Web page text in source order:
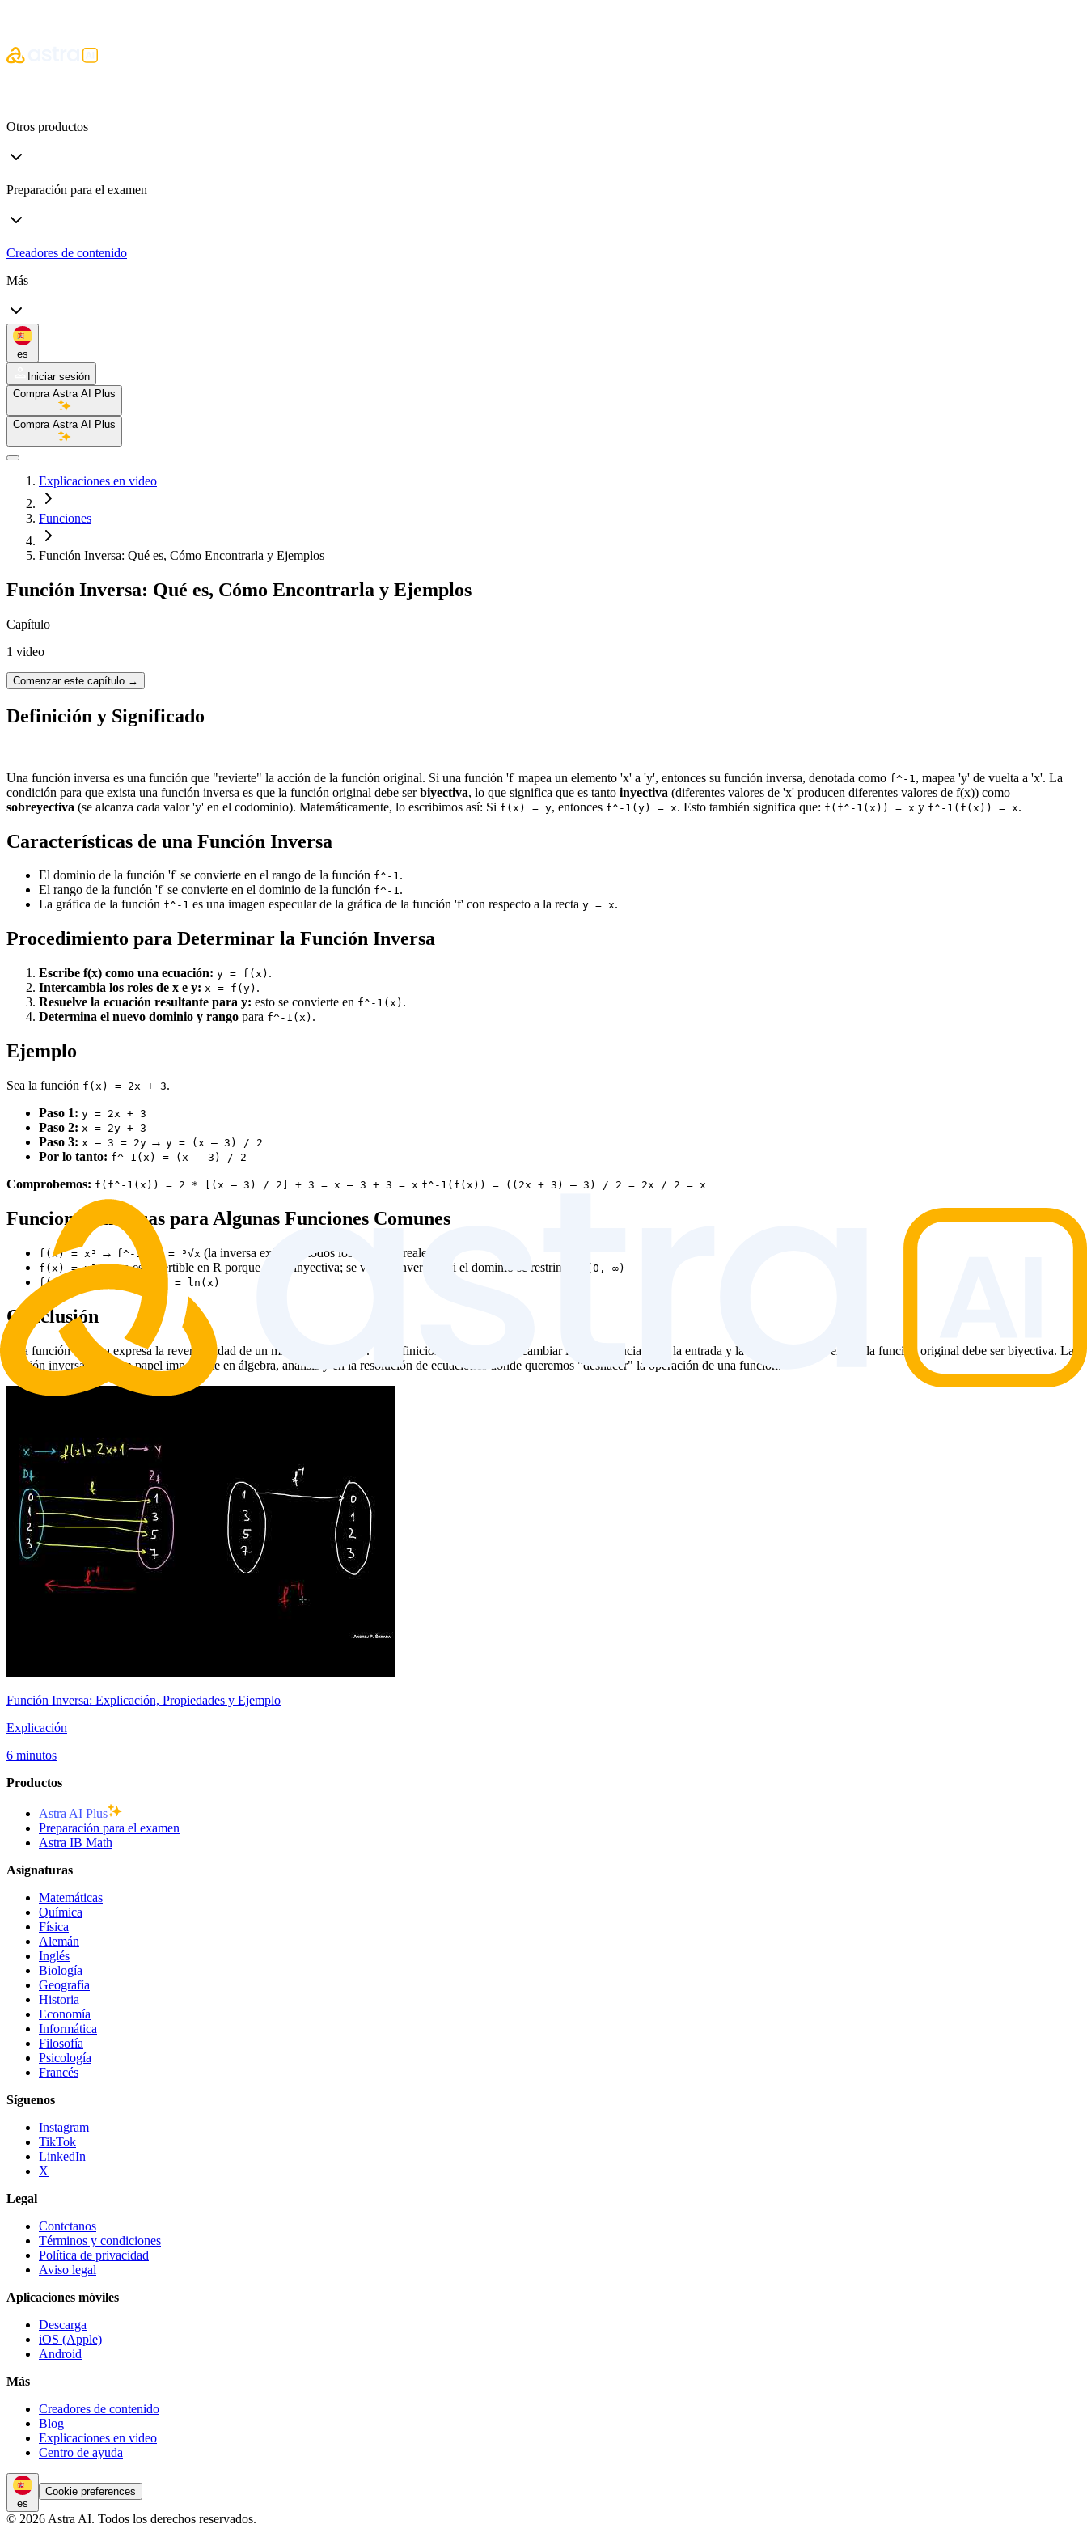
Otros productos
Preparación para el examen
Creadores de contenido
Más
es
Iniciar sesión
Compra Astra AI Plus
Compra Astra AI Plus
Explicaciones en video
Funciones
Función Inversa: Qué es, Cómo Encontrarla y Ejemplos
Función Inversa: Qué es, Cómo Encontrarla y Ejemplos
Capítulo
1 video
Comenzar este capítulo →
Definición y Significado
Una función inversa es una función que "revierte" la acción de la función original. Si una función 'f' mapea un elemento 'x' a 'y', entonces su función inversa, denotada como f^-1 , mapea 'y' de vuelta a 'x'. La
condición para que exista una función inversa es que la función original debe serbiyectiva, lo que significa que es tanto inyectiva (diferentes valores de 'x' producen diferentes valores de f(x)) como
sobreyectiva (se alcanza cada valor 'y' en el codominio). Matemáticamente, lo escribimos así: Si f(x) = y, entonces f^-1(y) = x. Esto también significa que: f(f^-1(x)) = x y f^-1(f(x)) = x.
Características de una Función Inversa
El dominio de la función 'f' se convierte en el rango de la función f^-1.
El rango de la función 'f' se convierte en el dominio de la función f^-1.
La gráfica de la función f^-1 es una imagen especular de la gráfica de la función 'f' con respecto a la recta y = x.
Procedimiento para Determinar la Función Inversa
Escribe f(x) como una ecuación: y = f(x) .
Intercambia los roles de x e y: x = f(y) .
Resuelve la ecuación resultante para y: esto se convierte en f^-1(x) .
Determina el nuevo dominio y rango para f^-1(x) .
Ejemplo
Sea la función f(x) = 2x + 3.
Paso 1: y = 2x + 3
Paso 2: x = 2y + 3
Paso 3: x – 3 = 2y → y = (x – 3) / 2
Por lo tanto: f^-1(x) = (x – 3) / 2
Comprobemos: f(f^-1(x)) = 2 * [(x – 3) / 2] + 3 = x – 3 + 3 = x f^-1(f(x)) = ((2x + 3) – 3) / 2 = 2x / 2 = x
Funciones Inversas para Algunas Funciones Comunes
f(x) = x³ → f^-1(x) = ³√x (la inversa existe en todos los números reales)
f(x) = x²→ no es invertible en R porque no es inyectiva; se vuelve invertible si el dominio se restringe a
[0, ∞)
f(x) = e^x
f^-1(x) = ln(x)
Conclusión
Una función inversa expresa la reversibilidad de un mapeo matemático. Su definición se basa en intercambiar la dependencia entre la entrada y la salida. Para que exista, la función original debe ser biyectiva. La
función inversa juega un papel importante en álgebra, análisis y en la resolución de ecuaciones donde queremos "deshacer" la operación de una función.
Función Inversa: Explicación, Propiedades y Ejemplo
Explicación
6 minutos
Productos
Astra AI Plus
Preparación para el examen
Astra IB Math
Asignaturas
Matemáticas
Química
Física
Alemán
Inglés
Biología
Geografía
Historia
Economía
Informática
Filosofía
Psicología
Francés
Síguenos
Instagram
TikTok
LinkedIn
X
Legal
Contctanos
Términos y condiciones
Política de privacidad
Aviso legal
Aplicaciones móviles
Descarga
iOS (Apple)
Android
Más
Creadores de contenido
Blog
Explicaciones en video
Centro de ayuda
es
Cookie preferences
© 2026 Astra AI. Todos los derechos reservados.